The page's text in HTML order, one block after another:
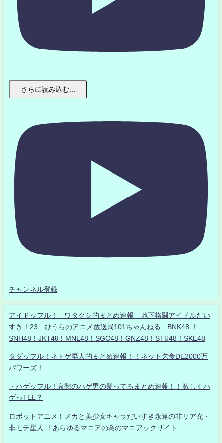
さらに読み込む...
チャンネル登録
アイドッフル！ ワタクシ的まとめ速報 地下格闘アイドルだい
すき！23 ひうらのアニメ放送局101ちゃんねる BNK48 ！
SNH48！JKT48！MNL48！SGO48！GNZ48！STU48！SKE48
タダッフル！ネトゲ廃人的まとめ速報！！ネット乞食DE2000万
パワーズ！
・ハゲッフル！哀愁のハゲ男の髪ってるまとめ速報！！激しくハ
ゲっTEL？
ロボットアニメ！メカと美少女キャラだいすき永遠の非リア充・
非モテ星人 ！あらゆるマニアの為のマニアックサイト